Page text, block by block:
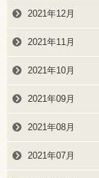
2021年12月
2021年11月
2021年10月
2021年09月
2021年08月
2021年07月